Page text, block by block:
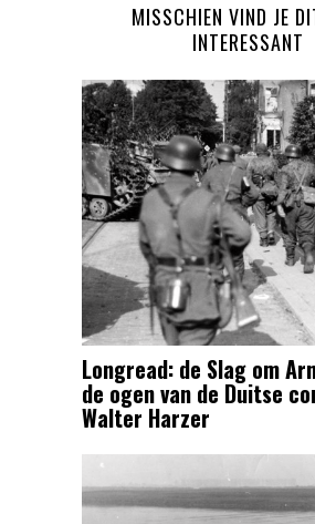
MISSCHIEN VIND JE
INTERESSANT
Longread: de Slag om
de ogen van de Duitse
Walter Harzer